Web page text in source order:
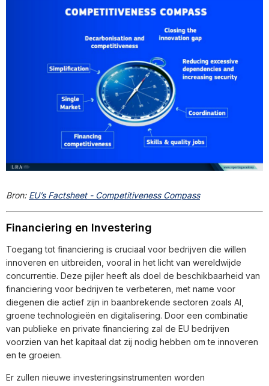
Bron: EU’s Factsheet - Competitiveness Compass
Financiering en Investering
Toegang tot financiering is cruciaal voor bedrijven die willen
innoveren en uitbreiden, vooral in het licht van wereldwijde
concurrentie. Deze pijler heeft als doel de beschikbaarheid van
financiering voor bedrijven te verbeteren, met name voor
diegenen die actief zijn in baanbrekende sectoren zoals AI,
groene technologieën en digitalisering. Door een combinatie
van publieke en private financiering zal de EU bedrijven
voorzien van het kapitaal dat zij nodig hebben om te innoveren
en te groeien.
Er zullen nieuwe investeringsinstrumenten worden